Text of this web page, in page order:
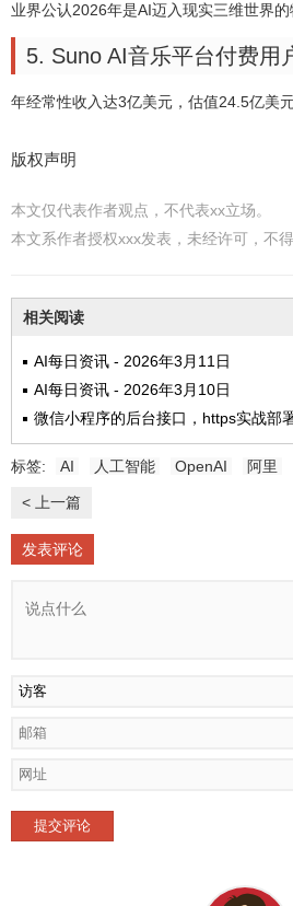
业界公认2026年是AI迈入现实三维世界的
5. Suno AI音乐平台付费用
年经常性收入达3亿美元，估值24.5亿美
版权声明
本文仅代表作者观点，不代表xx立场。
本文系作者授权xxx发表，未经许可，不得
相关阅读
AI每日资讯 - 2026年3月11日
AI每日资讯 - 2026年3月10日
微信小程序的后台接口，https实战部
标签: AI 人工智能 OpenAI 阿里
< 上一篇
发表评论
提交评论